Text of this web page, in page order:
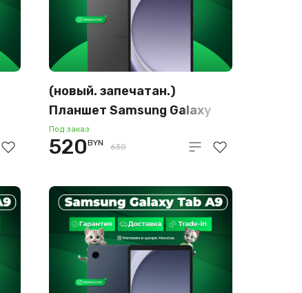
(новый. запечатан.)
Планшет Samsung Galaxy
Tab A9 Wi-Fi SM-X110
8GB/128GB (графит)
Под заказ
520BYN 630